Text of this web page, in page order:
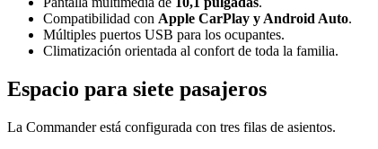
Compatibilidad con Apple CarPlay y Android Auto.
Múltiples puertos USB para los ocupantes.
Climatización orientada al confort de toda la familia.
Espacio para siete pasajeros
La Commander está configurada con tres filas de asientos.